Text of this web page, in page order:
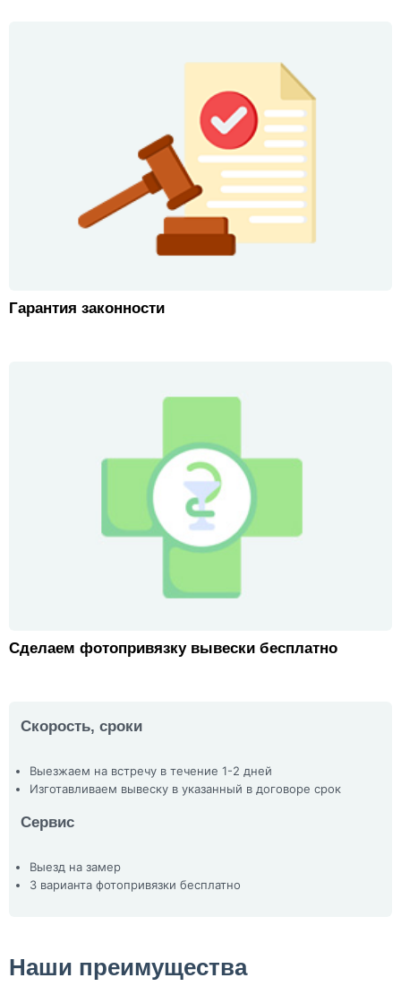
Гарантия законности
Сделаем фотопривязку вывески бесплатно
Скорость, сроки
Выезжаем на встречу в течение 1-2 дней
Изготавливаем вывеску в указанный в договоре срок
Сервис
Выезд на замер
3 варианта фотопривязки бесплатно
Наши преимущества